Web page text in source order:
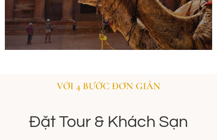
VỚI 4 BƯỚC ĐƠN GIẢN
Đặt Tour & Khách Sạn